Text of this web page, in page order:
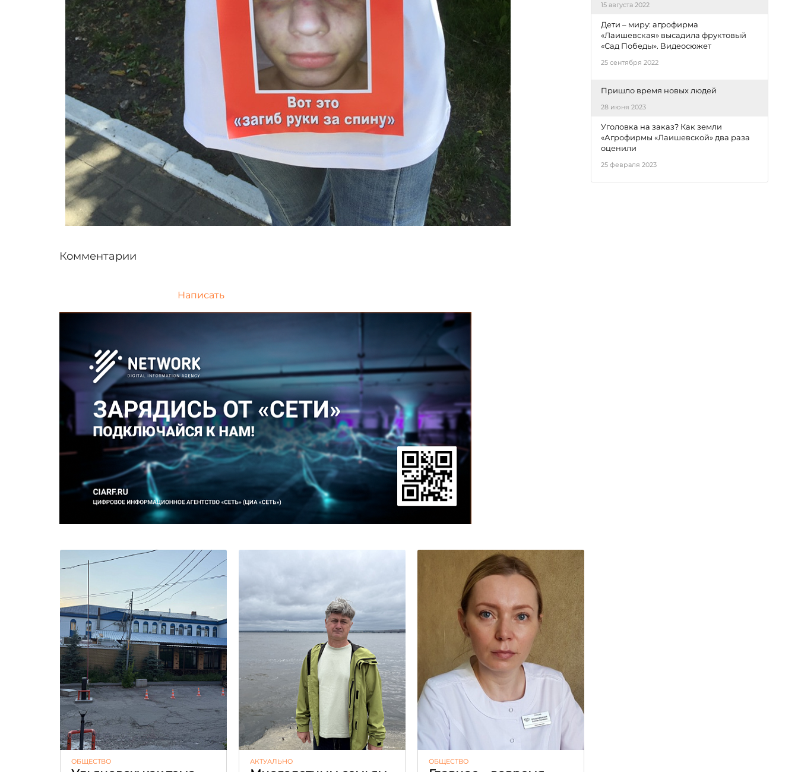
Комментарии
Написать
ОБЩЕСТВО АКТУАЛЬНО ОБЩЕСТВО
15 августа 2022
Дети – миру: агрофирма
«Лаишевская» высадила фруктовый
«Сад Победы». Видеосюжет
25 сентября 2022
Пришло время новых людей
28 июня 2023
Уголовка на заказ? Как земли
«Агрофирмы «Лаишевской» два раза
оценили
25 февраля 2023